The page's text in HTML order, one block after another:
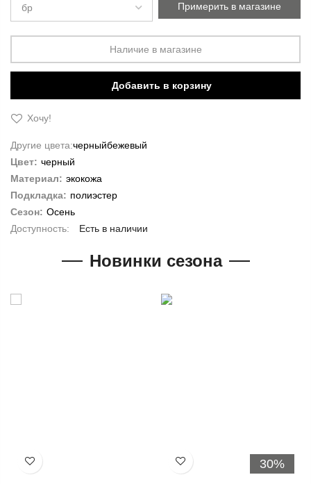
Примерить в магазине
Наличие в магазине
Добавить в корзину
Хочу!
Другие цвета:черныйбежевый
Цвет: черный
Материал: экокожа
Подкладка: полиэстер
Сезон: Осень
Есть в наличии
Новинки сезона
Хочу! 30%
Хочу!